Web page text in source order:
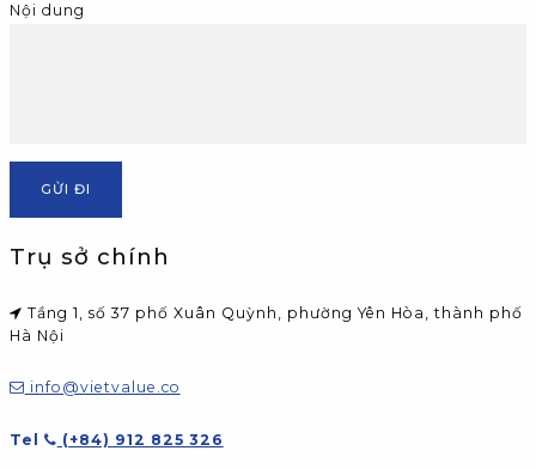
Nội dung
GỬI ĐI
Trụ sở chính
Tầng 1, số 37 phố Xuân Quỳnh, phường Yên Hòa, thành phố
Hà Nội
info@vietvalue.co
Tel (+84) 912 825 326